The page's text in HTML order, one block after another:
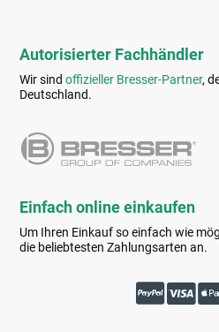
Autorisierter Fachhändler
Wir sindoffizieller Bresser-Partner,
Deutschland.
Einfach online einkaufen
Um Ihren Einkauf so einfach wie
die beliebtesten Zahlungsarten an.